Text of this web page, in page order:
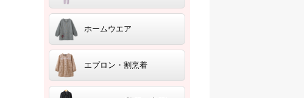
ホームウエア
エプロン・割烹着